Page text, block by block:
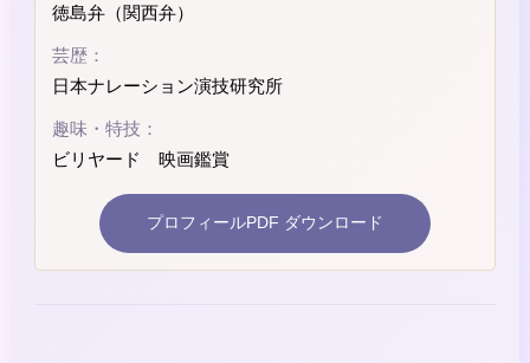
徳島弁（関西弁）
芸歴：
日本ナレーション演技研究所
趣味・特技：
ビリヤード 映画鑑賞
プロフィールPDF ダウンロード